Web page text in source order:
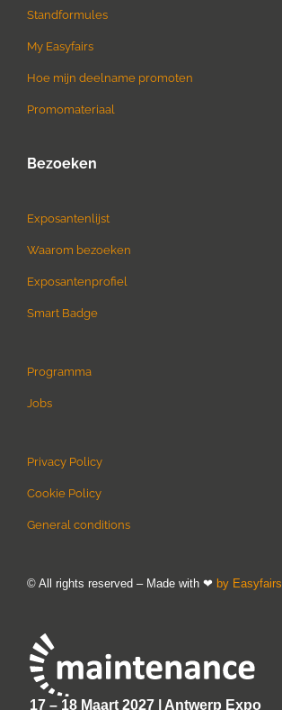
17 – 18 Maart 2027 | Antwerp Expo
Standformules
My Easyfairs
Hoe mijn deelname promoten
Promomateriaal
Bezoeken
Exposantenlijst
Waarom bezoeken
Exposantenprofiel
Smart Badge
Programma
Jobs
Privacy Policy
Cookie Policy
General conditions
© All rights reserved – Made with ❤ by Easyfairs